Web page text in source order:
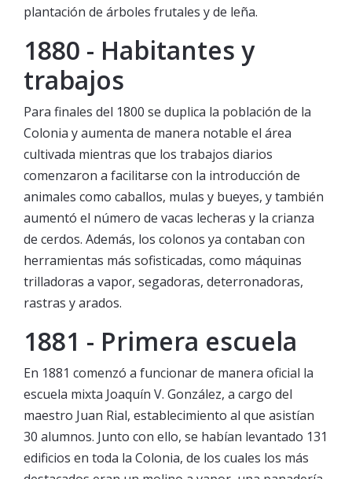
plantación de árboles frutales y de leña.
1880 - Habitantes y
trabajos
Para finales del 1800 se duplica la población de la
Colonia y aumenta de manera notable el área
cultivada mientras que los trabajos diarios
comenzaron a facilitarse con la introducción de
animales como caballos, mulas y bueyes, y también
aumentó el número de vacas lecheras y la crianza
de cerdos. Además, los colonos ya contaban con
herramientas más sofisticadas, como máquinas
trilladoras a vapor, segadoras, deterronadoras,
rastras y arados.
1881 - Primera escuela
En 1881 comenzó a funcionar de manera oficial la
escuela mixta Joaquín V. González, a cargo del
maestro Juan Rial, establecimiento al que asistían
30 alumnos. Junto con ello, se habían levantado 131
edificios en toda la Colonia, de los cuales los más